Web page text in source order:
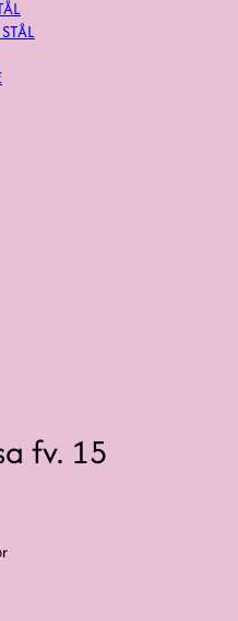
fv. 15